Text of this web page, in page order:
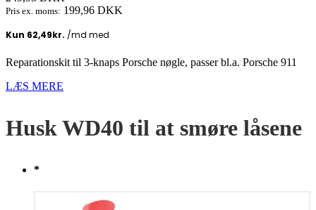
Pris ex. moms: 199,96 DKK
Reparationskit til 3-knaps Porsche nøgle, passer bl.a. Porsche 911
LÆS MERE
Husk WD40 til at smøre låsene
*